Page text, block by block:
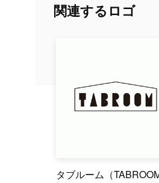
関連するロゴ
タブルーム（TABROOM